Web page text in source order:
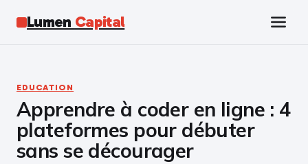
Lumen Capital
Business
Finance
EDUCATION
Apprendre à coder en ligne : 4
plateformes pour débuter
sans se décourager